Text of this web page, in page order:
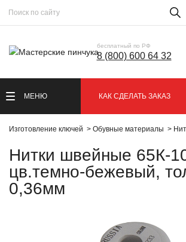
бесплатный по РФ
8 (800) 600 64 32
МЕНЮ КАК СДЕЛАТЬ ЗАКАЗ
Изготовление ключей Обувные материалы
Нитки швейные 65К-
цв.темно-бежевый,
0,36мм